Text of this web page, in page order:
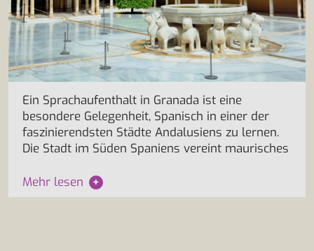
Ein Sprachaufenthalt in Granada ist eine
besondere Gelegenheit, Spanisch in einer der
faszinierendsten Städte Andalusiens zu lernen.
Die Stadt im Süden Spaniens vereint maurisches
Mehr lesen +